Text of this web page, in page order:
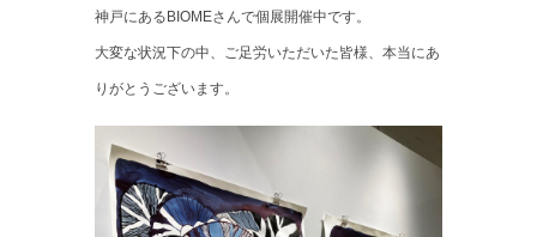
神戸にあるBIOMEさんで個展開催中です。
大変な状況下の中、ご足労いただいた皆様、本当にあ
りがとうございます。